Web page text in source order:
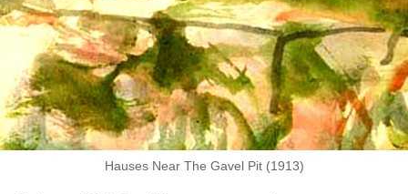
Hauses Near The Gavel Pit (1913)